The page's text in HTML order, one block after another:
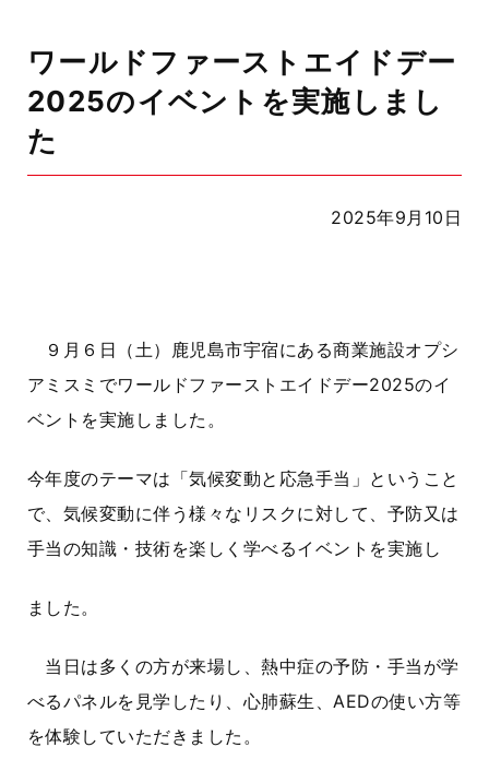
ワールドファーストエイドデー
2025のイベントを実施しまし
た
2025年9月10日
９月６日（土）鹿児島市宇宿にある商業施設オプシ
アミスミでワールドファーストエイドデー2025のイ
ベントを実施しました。
今年度のテーマは「気候変動と応急手当」ということ
で、気候変動に伴う様々なリスクに対して、予防又は
手当の知識・技術を楽しく学べるイベントを実施し
ました。
当日は多くの方が来場し、熱中症の予防・手当が学
べるパネルを見学したり、心肺蘇生、AEDの使い方等
を体験していただきました。